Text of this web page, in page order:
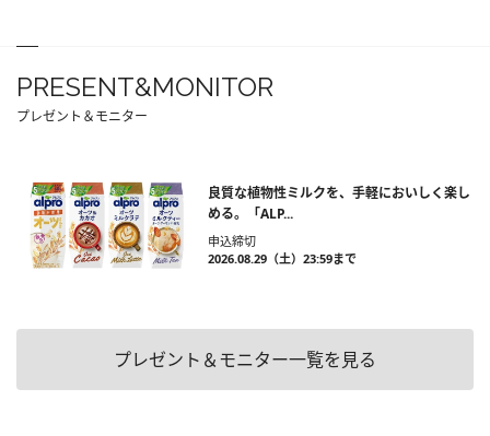
PRESENT&MONITOR
プレゼント＆モニター
良質な植物性ミルクを、手軽においしく楽し
める。「ALP...
申込締切
2026.08.29（土）23:59まで
プレゼント＆モニター一覧を見る